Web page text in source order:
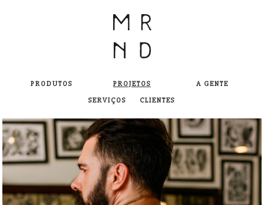
PRODUTOS
PROJETOS
SERVIÇOS
CLIENTES
A GENTE